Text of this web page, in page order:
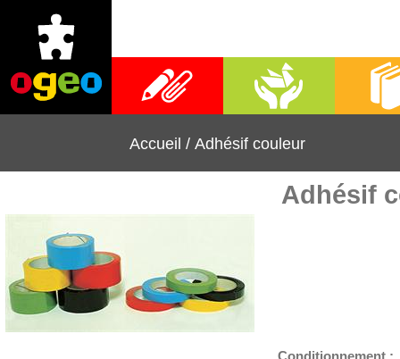
Fournitures scolaires Activités manuelles
Accueil / Adhésif couleur
Adhésif
Conditionnement :